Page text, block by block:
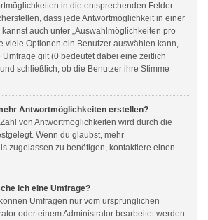
in die entsprechenden Felder
dass jede Antwortmöglichkeit in einer
auch unter „Auswahlmöglichkeiten pro
viele Optionen ein Benutzer auswählen kann,
gilt (0 bedeutet dabei eine zeitlich
schließlich, ob die Benutzer ihre Stimme
Antwortmöglichkeiten erstellen?
von Antwortmöglichkeiten wird durch die
Wenn du glaubst, mehr
zugelassen zu benötigen, kontaktiere einen
ich eine Umfrage?
Umfragen nur vom ursprünglichen
oder einem Administrator bearbeitet werden.